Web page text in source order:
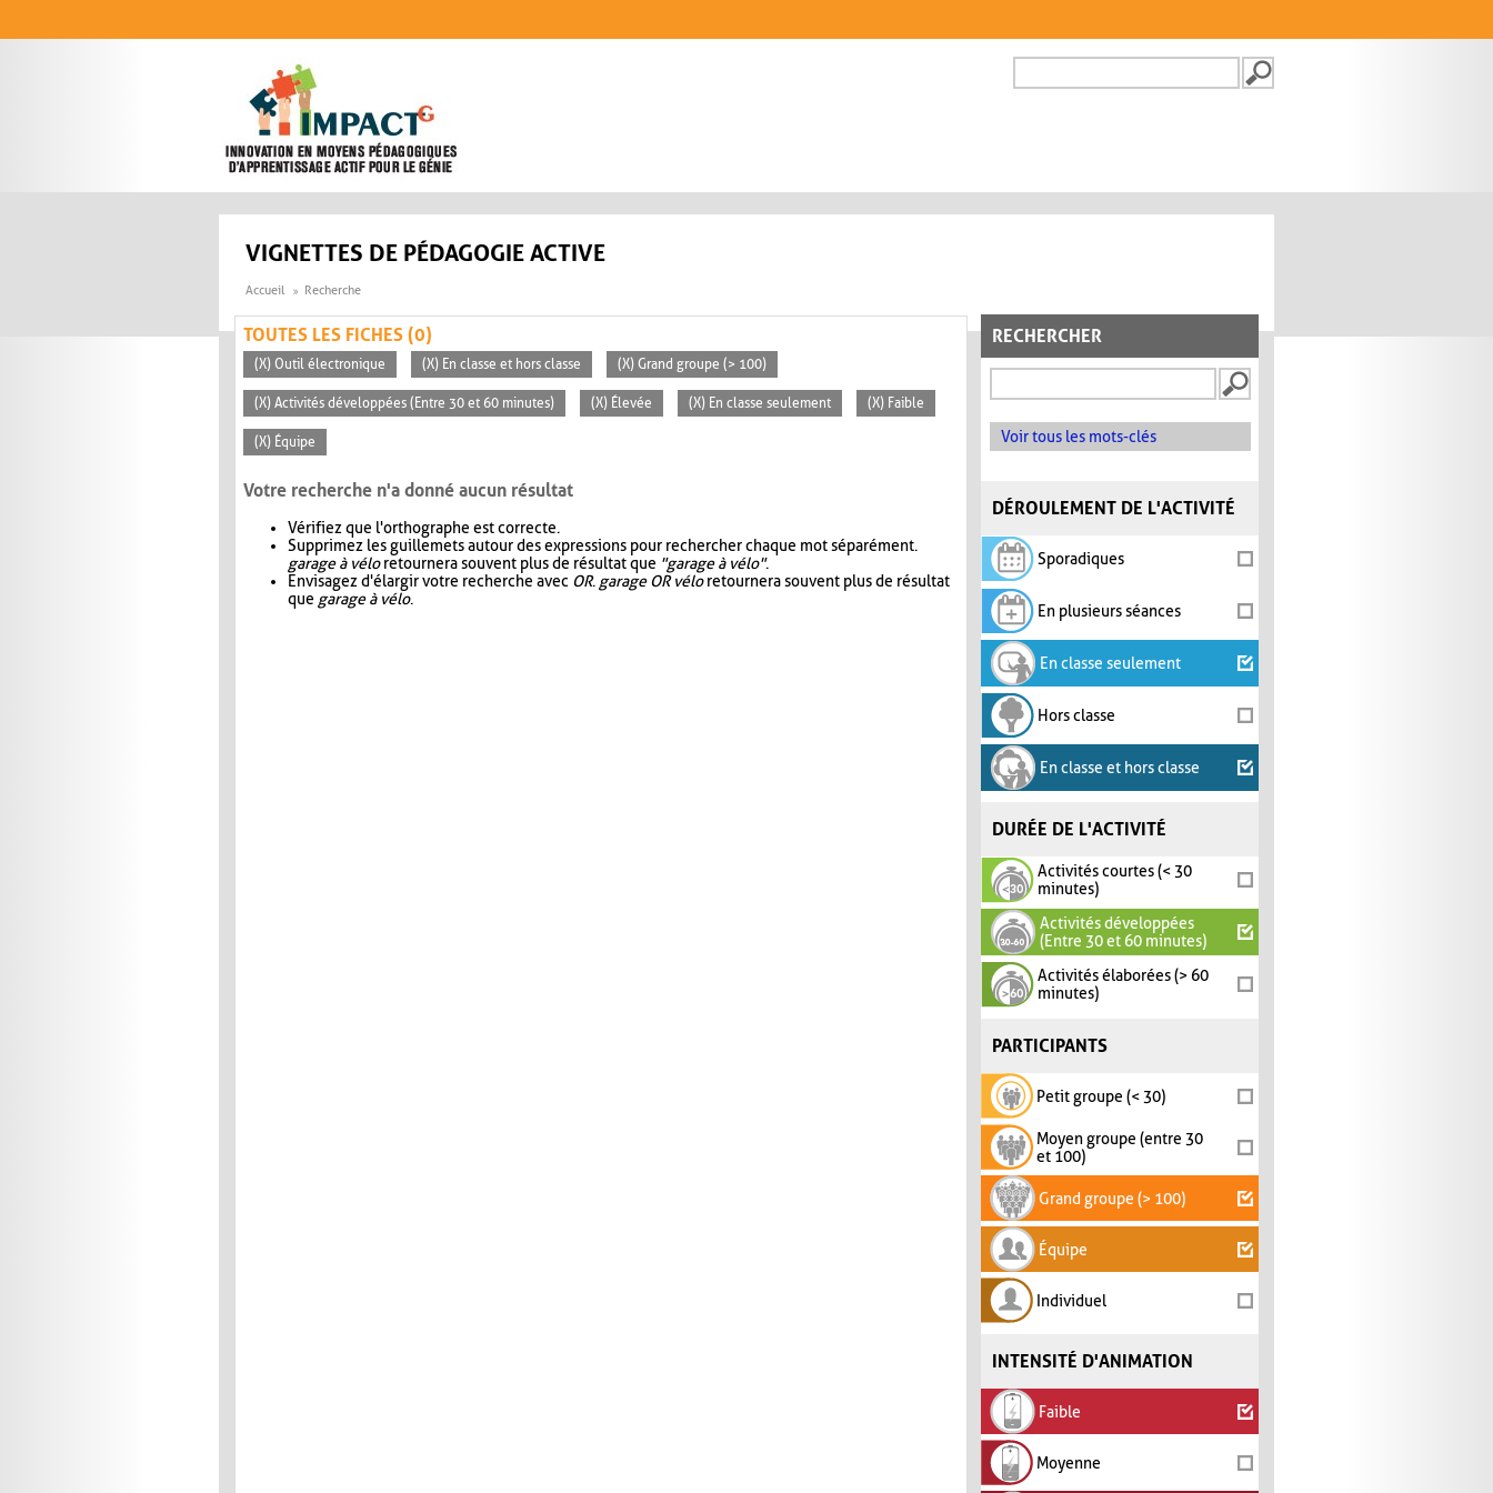
FORMULAIRE DE
VIGNETTES DE PÉDAGOGIE ACTIVE
Accueil Recherche
RECHERCHER
Voir tous les mots-clés
DÉROULEMENT DE L'ACTIVITÉ
Sporadiques
En plusieurs séances
En classe seulement
Hors classe
En classe et hors classe
DURÉE DE L'ACTIVITÉ
Activités courtes (< 30
minutes)
Activités développées
(Entre 30 et 60 minutes)
Activités élaborées (> 60
minutes)
PARTICIPANTS
Petit groupe (< 30)
Moyen groupe (entre 30
et 100)
Grand groupe (> 100)
Équipe
Individuel
INTENSITÉ D'ANIMATION
Faible
Moyenne
TOUTES LES FICHES (0)
(X) Outil électronique (X) En classe et hors classe (X) Grand groupe (> 100)
(X) Activités développées (Entre 30 et 60 minutes) (X) Élevée (X) En classe seulement (X) Faible
(X) Équipe
Votre recherche n'a donné aucun résultat
Vérifiez que l'orthographe est correcte.
Supprimez les guillemets autour des expressions pour rechercher chaque mot séparément.
garage à véloretournera souvent plus de résultat que "garage à vélo".
Envisagez d'élargir votre recherche avec OR. garage OR véloretournera souvent plus de résultat
que garage à vélo.